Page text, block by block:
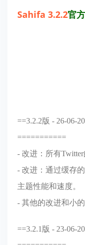
Sahifa 3.2.2官
==3.2.2版 - 26-06-
===========
- 改进：所有
- 改进：通过缓存
主题性能和速度。
- 其他的改进和小的
==3.2.1版 - 23-06-